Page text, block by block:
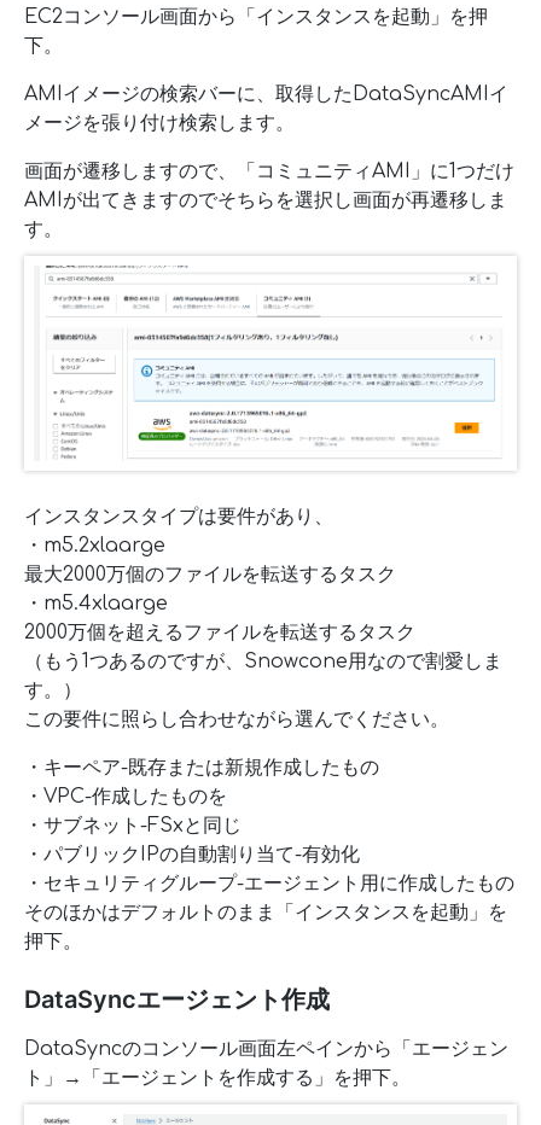
EC2コンソール画面から「インスタンスを起動」を押
下。
AMIイメージの検索バーに、取得したDataSyncAMIイ
メージを張り付け検索します。
画面が遷移しますので、「コミュニティAMI」に1つだけ
AMIが出てきますのでそちらを選択し画面が再遷移しま
す。
インスタンスタイプは要件があり、
・m5.2xlaarge
最大2000万個のファイルを転送するタスク
・m5.4xlaarge
2000万個を超えるファイルを転送するタスク
（もう1つあるのですが、Snowcone用なので割愛しま
す。）
この要件に照らし合わせながら選んでください。
・キーペア-既存または新規作成したもの
・VPC-作成したものを
・サブネット-FSxと同じ
・パブリックIPの自動割り当て-有効化
・セキュリティグループ-エージェント用に作成したもの
そのほかはデフォルトのまま「インスタンスを起動」を
押下。
DataSyncエージェント作成
DataSyncのコンソール画面左ペインから「エージェン
ト」→「エージェントを作成する」を押下。